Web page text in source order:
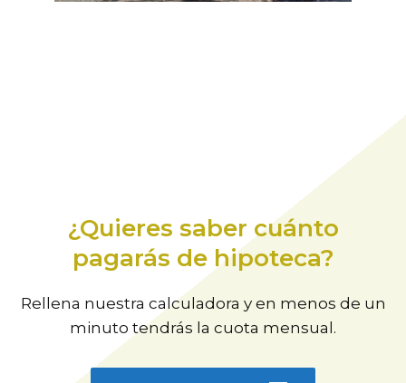
¿Quieres saber cuánto
pagarás de hipoteca?
Rellena nuestra calculadora y en menos de un
minuto tendrás la cuota mensual.